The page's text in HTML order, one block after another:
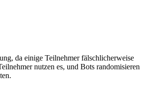
da einige Teilnehmer fälschlicherweise
nutzen es, und Bots randomisieren